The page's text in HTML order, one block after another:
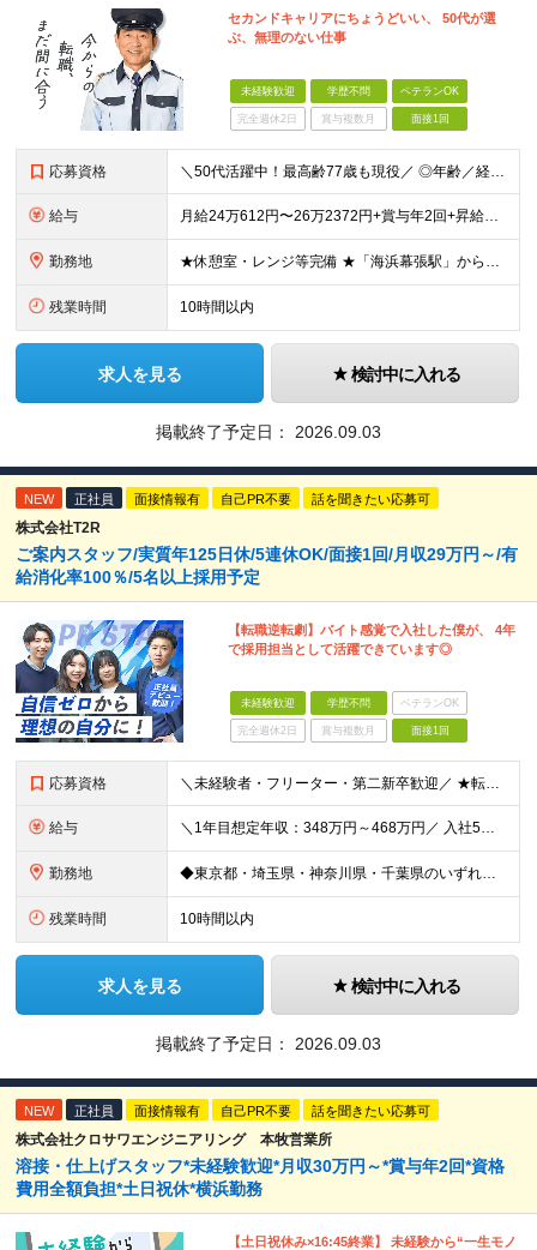
セカンドキャリアにちょうどいい、 50代が選
ぶ、無理のない仕事
未経験歓迎 学歴不問 ベテランOK
完全週休2日 賞与複数月 面接1回
応募資格 ＼50代活躍中！最高齢77歳も現役／ ◎年齢／経験／スキル一切不問 ◎PC入力ができる方（タイピング程度でOK） ※学歴不問 【こんな方はぜひご応募ください！】 ◎セカンドキャリアとして、無理なく
給与 月給24万612円〜26万2372円+賞与年2回+昇給年1回 ※経験・スキル・年齢により優遇 ※試用期間3ヶ月（期間中の条件変更なし） ※夜勤手当、残業手当別途支給 ◎入社祝い金30万円支給！ 3ヶ
勤務地 ★休憩室・レンジ等完備 ★「海浜幕張駅」から徒歩圏内 千葉県千葉市美浜区若葉3-1-1 ※(変更の範囲)上記を除く当社関連勤務地
残業時間 10時間以内
求人を見る 検討中に入れる
掲載終了予定日： 2026.09.03
NEW 正社員 面接情報有 自己PR不要 話を聞きたい応募可
株式会社T2R
ご案内スタッフ/実質年125日休/5連休OK/面接1回/月収29万円～/有
給消化率100％/5名以上採用予定
【転職逆転劇】バイト感覚で入社した僕が、 4年
で採用担当として活躍できています◎
未経験歓迎 学歴不問 ベテランOK
完全週休2日 賞与複数月 面接1回
応募資格 ＼未経験者・フリーター・第二新卒歓迎／ ★転職回数4回の社員も現在は中心メンバーとして活躍中 ◆正社員デビューOK！ ◆学歴・経験一切不問 ▼----面接担当者より----▼ 「過去は変えられない
給与 ＼1年目想定年収：348万円～468万円／ 入社5年目で月給60.8万円も実現可能！ 月給：25万円～35万円＋交通費全額支給＋資格手当＋賞与など ※経験・スキルを考慮の上、決定します ※残業代は
勤務地 ◆東京都・埼玉県・神奈川県・千葉県のいずれかの携帯ショップやイベント会場に配属 ◆「家から近い場所で働きたい！」という社員の要望に応えてプロジェクトを獲得した実例あり ■本社 東京都豊島区南池袋2-
残業時間 10時間以内
求人を見る 検討中に入れる
掲載終了予定日： 2026.09.03
NEW 正社員 面接情報有 自己PR不要 話を聞きたい応募可
株式会社クロサワエンジニアリング 本牧営業所
溶接・仕上げスタッフ*未経験歓迎*月収30万円～*賞与年2回*資格
費用全額負担*土日祝休*横浜勤務
【土日祝休み×16:45終業】 未経験から“一生モノ